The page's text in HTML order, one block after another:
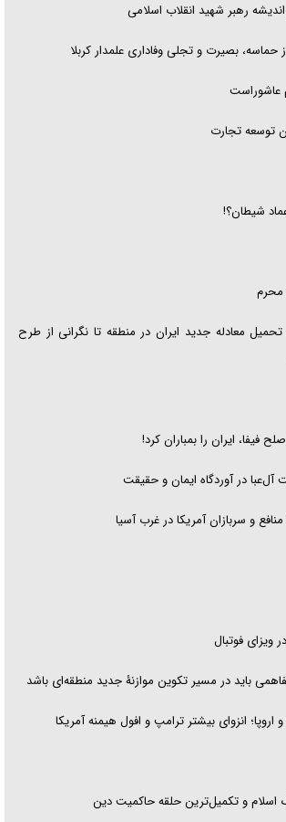
بصیرت و تجلی وفاداری علمدار کربلا
عاشوراست
توسعه تجارت
شیطان؟!
محرم
تحمیل معادله جدید ایران در منطقه تا نگرانی از طرح
فیفا، ایران را بمباران کرد!
آل‌عبا در آوردگاه ایمان و حقیقت
و سربازان آمریکا در غرب آسیا
ویزای فوتبال
باید در مسیر تکوین موازنۀ جدید منطقه‌ای باشد
انزوای بیشتر ترامپ و افول هیمنه آمریکا
اسلام و تکمیل‌ترین حلقه حاکمیت دین